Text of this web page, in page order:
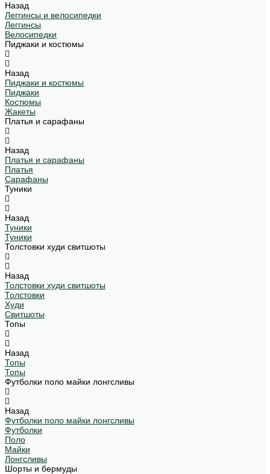
Назад
Леггинсы и велосипедки
Леггинсы
Велосипедки
Пиджаки и костюмы
Назад
Пиджаки и костюмы
Пиджаки
Костюмы
Жакеты
Платья и сарафаны
Назад
Платья и сарафаны
Платья
Сарафаны
Туники
Назад
Туники
Туники
Толстовки худи свитшоты
Назад
Толстовки худи свитшоты
Толстовки
Худи
Свитшоты
Топы
Назад
Топы
Топы
Футболки поло майки лонгсливы
Назад
Футболки поло майки лонгсливы
Футболки
Поло
Майки
Лонгсливы
Шорты и бермуды